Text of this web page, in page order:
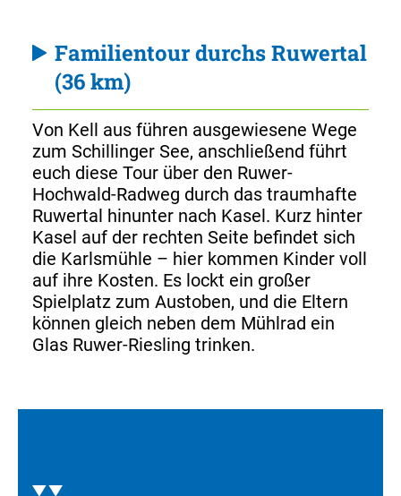
Familientour durchs Ruwertal
(36 km)
Von Kell aus führen ausgewiesene Wege
zum Schillinger See, anschließend führt
euch diese Tour über den Ruwer-
Hochwald-Radweg durch das traumhafte
Ruwertal hinunter nach Kasel. Kurz hinter
Kasel auf der rechten Seite befindet sich
die Karlsmühle – hier kommen Kinder voll
auf ihre Kosten. Es lockt ein großer
Spielplatz zum Austoben, und die Eltern
können gleich neben dem Mühlrad ein
Glas Ruwer-Riesling trinken.